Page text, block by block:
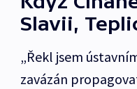
Slavii,
„Řekl jsem
zavázán